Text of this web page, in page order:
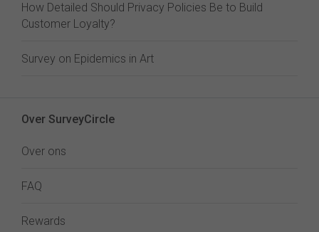
How Detailed Should Privacy Policies Be to Build
Customer Loyalty?
Survey on Epidemics in Art
Over SurveyCircle
Over ons
FAQ
Rewards